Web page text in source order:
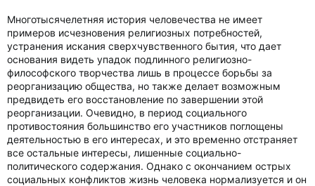
Многотысячелетняя история человечества не имеет
примеров исчезновения религиозных потребностей,
устранения искания сверхчувственного бытия, что дает
основания видеть упадок подлинного религиозно-
философского творчества лишь в процессе борьбы за
реорганизацию общества, но также делает возможным
предвидеть его восстановление по завершении этой
реорганизации. Очевидно, в период социального
противостояния большинство его участников поглощены
деятельностью в его интересах, и это временно отстраняет
все остальные интересы, лишенные социально-
политического содержания. Однако с окончанием острых
социальных конфликтов жизнь человека нормализуется и он